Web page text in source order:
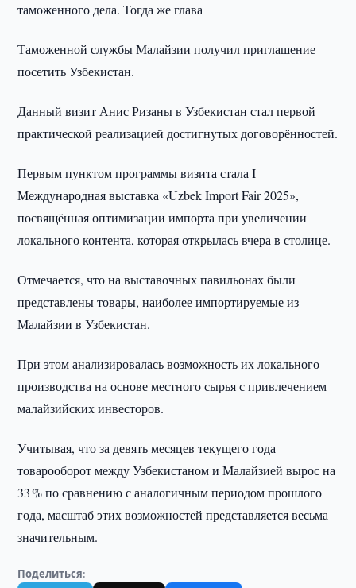
таможенного дела. Тогда же глава
Таможенной службы Малайзии получил приглашение
посетить Узбекистан.
Данный визит Анис Ризаны в Узбекистан стал первой
практической реализацией достигнутых договорённостей.
Первым пунктом программы визита стала I
Международная выставка «Uzbek Import Fair 2025»,
посвящённая оптимизации импорта при увеличении
локального контента, которая открылась вчера в столице.
Отмечается, что на выставочных павильонах были
представлены товары, наиболее импортируемые из
Малайзии в Узбекистан.
При этом анализировалась возможность их локального
производства на основе местного сырья с привлечением
малайзийских инвесторов.
Учитывая, что за девять месяцев текущего года
товарооборот между Узбекистаном и Малайзией вырос на
33 % по сравнению с аналогичным периодом прошлого
года, масштаб этих возможностей представляется весьма
значительным.
Поделиться: